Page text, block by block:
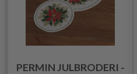
PERMIN JULBRODERI -